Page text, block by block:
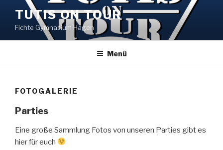
Inhalt
springen
TUTIS ON TOUR
Fichte Gymnasium Hagen
Menü
FOTOGALERIE
Parties
Eine große Sammlung Fotos von unseren Parties gibt es
hier für euch